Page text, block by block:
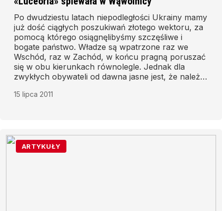
Po dwudziestu latach niepodległości Ukrainy mamy
już dość ciągłych poszukiwań złotego wektoru, za
pomocą którego osiągnęlibyśmy szczęśliwe i
bogate państwo. Władze są wpatrzone raz we
Wschód, raz w Zachód, w końcu pragną poruszać
się w obu kierunkach równolegle. Jednak dla
zwykłych obywateli od dawna jasne jest, że należy
bierzmy za wzór takich metropolii, jak Warszawa,
15 lipca 2011
ARTYKUŁY